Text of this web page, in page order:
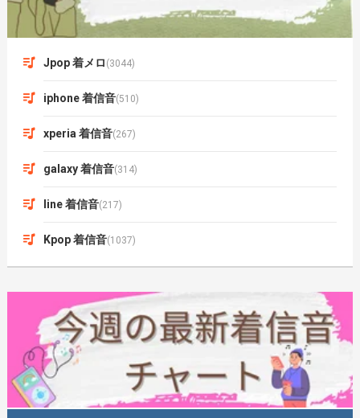
Jpop 着メロ (3044)
iphone 着信音(510)
xperia 着信音(267)
galaxy 着信音(314)
line 着信音(217)
Kpop 着信音(1037)